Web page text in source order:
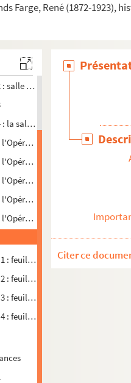
Farge, René (1872-1923),
salle du Palais Royal
: la salle du boulevard Saint-
tome 1
tome 2
tome 3
tome 4
tome 5
: feuillets 1 à 131
: feuillets 132 à 168
: feuillets 169 à 278
: feuillets 279 à 415
Citer ce